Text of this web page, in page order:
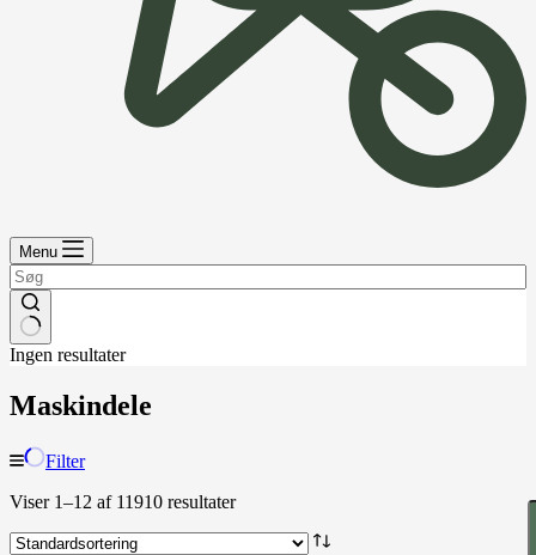
Menu
Ingen resultater
Maskindele
Filter
Viser 1–12 af 11910 resultater